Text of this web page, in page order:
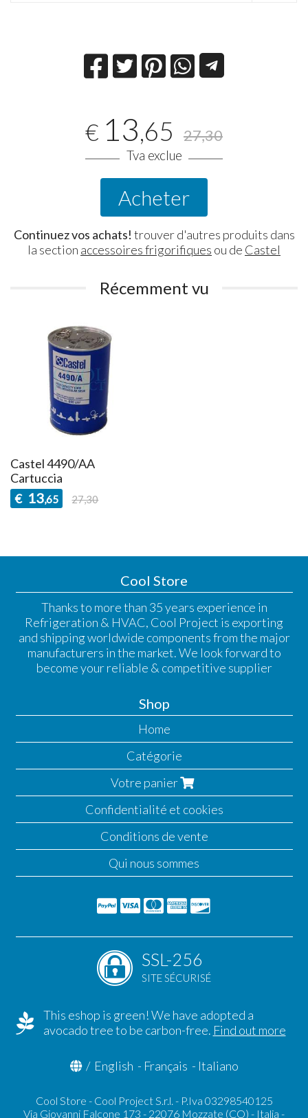
€ 13,65 27,30
Tva exclue
Acheter
Continuez vos achats! trouver d'autres produits dans
la section accessoires frigorifiques ou de Castel
Récemment vu
Castel 4490/AA
Cartuccia
€ 13,65 27,30
Cool Store
Thanks to more than 35 years experience in
Refrigeration & HVAC, Cool Project is exporting
and shipping worldwide components from the major
manufacturers in the market. We look forward to
become your reliable & competitive supplier
Shop
Home
Catégorie
Votre panier
Confidentialité et cookies
Conditions de vente
Qui nous sommes
SSL-256
SITE SÉCURISÉ
This eshop is green! We have adopted a
avocado tree to be carbon-free. Find out more
/ English - Français - Italiano
Cool Store - Cool Project S.r.l. - P.Iva 03298540125
Via Giovanni Falcone 173 - 22076 Mozzate (CO) - Italia -